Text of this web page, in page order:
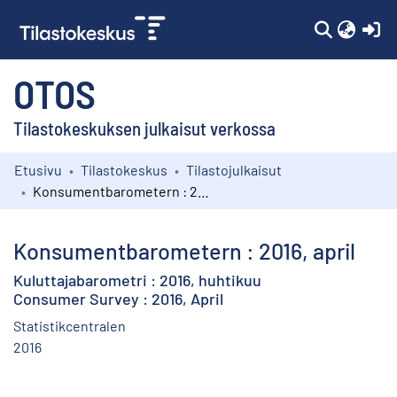
OTOS
Tilastokeskuksen julkaisut verkossa
Kokoelmat
Etusivu Tilastokeskus
Tilastojulkaisut
Konsumentbarometern : 2016, april
Kuluttajabarometri : 2016, huhtikuu
Consumer Survey : 2016, April
Statistikcentralen
2016